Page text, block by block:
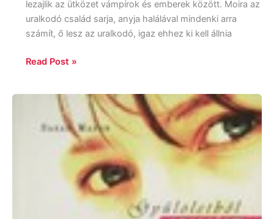
lezajlik az ütközet vámpírok és emberek között. Moira az
uralkodó család sarja, anyja halálával mindenki arra
számít, ő lesz az uralkodó, igaz ehhez ki kell állnia
Read Post »
Partiszezon